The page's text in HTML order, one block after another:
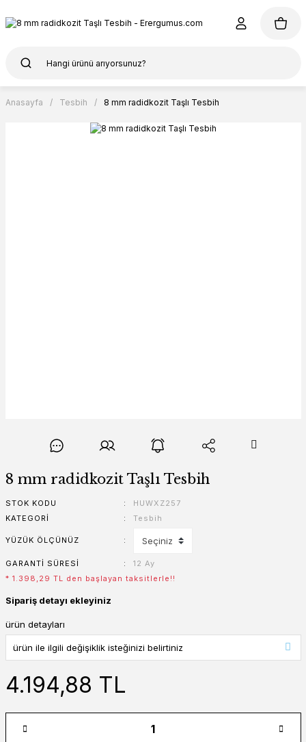
Anasayfa Tesbih 8 mm radidkozit Taşlı Tesbih
8 mm radidkozit Taşlı Tesbih
STOK KODU
HUWXZ257
KATEGORI
Tesbih
YÜZÜK ÖLÇÜNÜZ
GARANTI SÜRESI
12 Ay
* 1.398,29 TL den başlayan taksitlerle!!
Sipariş detayı ekleyiniz
ürün detayları
4.194,88 TL